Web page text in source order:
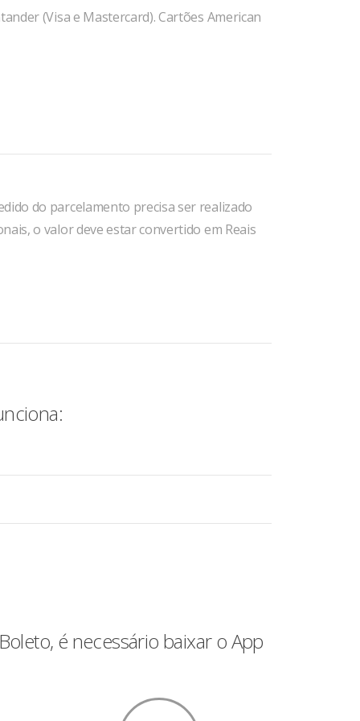
(Visa e Mastercard). Cartões American
do parcelamento precisa ser realizado
o valor deve estar convertido em Reais
é necessário baixar o App